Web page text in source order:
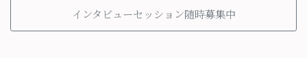
インタビューセッション随時募集中